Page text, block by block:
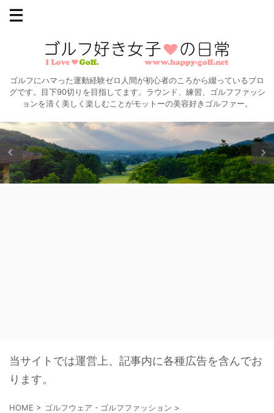
ゴルフにハマった運動経験ゼロ人間が初心者のころから綴っているブロ
グです。目下90切りを目指してます。ラウンド、練習、ゴルフファッシ
ョンを清く美しく楽しむことがモットーの美容好きゴルファー。
当サイトでは運営上、記事内に各種広告を含んでお
ります。
HOME > ゴルフウェア・ゴルフファッション >